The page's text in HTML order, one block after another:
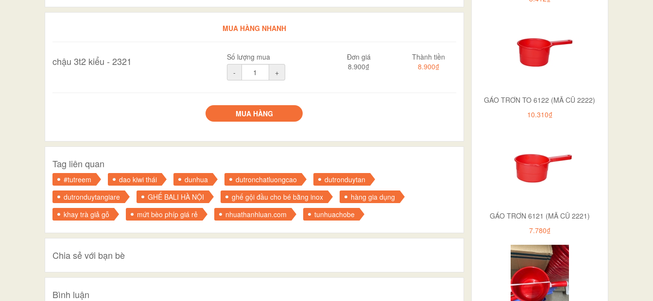
MUA HÀNG NHANH
chậu 3t2 kiểu - 2321
Số lượng mua
-
+
Đơn giá
8.900₫
Thành tiền
8.900₫
MUA HÀNG
Tag liên quan
#tutreem dao kiwi thái dunhua dutronchatluongcao
dutronduytan
dutronduytangiare
GHẾ BALI HÀ NỘI ghế gội đầu cho bé bằng inox
hàng gia dụng
khay trà giả gỗ
mứt bèo phíp giá rẻ nhuathanhluan.com tunhuachobe
Chia sẻ với bạn bè
Bình luận
GÁO TRƠN TO 6122 (MÃ CŨ 2222)
10.310₫
GÁO TRƠN 6121 (MÃ CŨ 2221)
7.780₫